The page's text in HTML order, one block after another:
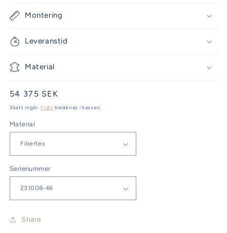
Montering
Leveranstid
Material
Ordinarie
pris
54 375 SEK
Skatt ingår. Frakt beräknas i kassan.
Material
Serienummer
Share